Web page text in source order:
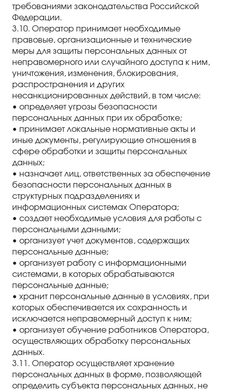
требованиями законодательства Российской
Федерации.
3.10. Оператор принимает необходимые
правовые, организационные и технические
меры для защиты персональных данных от
неправомерного или случайного доступа к ним,
уничтожения, изменения, блокирования,
распространения и других
несанкционированных действий, в том числе:
• определяет угрозы безопасности
персональных данных при их обработке;
• принимает локальные нормативные акты и
иные документы, регулирующие отношения в
сфере обработки и защиты персональных
данных;
• назначает лиц, ответственных за обеспечение
безопасности персональных данных в
структурных подразделениях и
информационных системах Оператора;
• создает необходимые условия для работы с
персональными данными;
• организует учет документов, содержащих
персональные данные;
• организует работу с информационными
системами, в которых обрабатываются
персональные данные;
• хранит персональные данные в условиях, при
которых обеспечивается их сохранность и
исключается неправомерный доступ к ним;
• организует обучение работников Оператора,
осуществляющих обработку персональных
данных.
3.11. Оператор осуществляет хранение
персональных данных в форме, позволяющей
определить субъекта персональных данных, не